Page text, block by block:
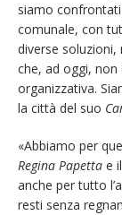
siamo
comunale, con
diverse
che, ad oggi,
organizzativa.
la città del suo
«Abbiamo per
Regina Papetta e il
anche per tutto
resti senza